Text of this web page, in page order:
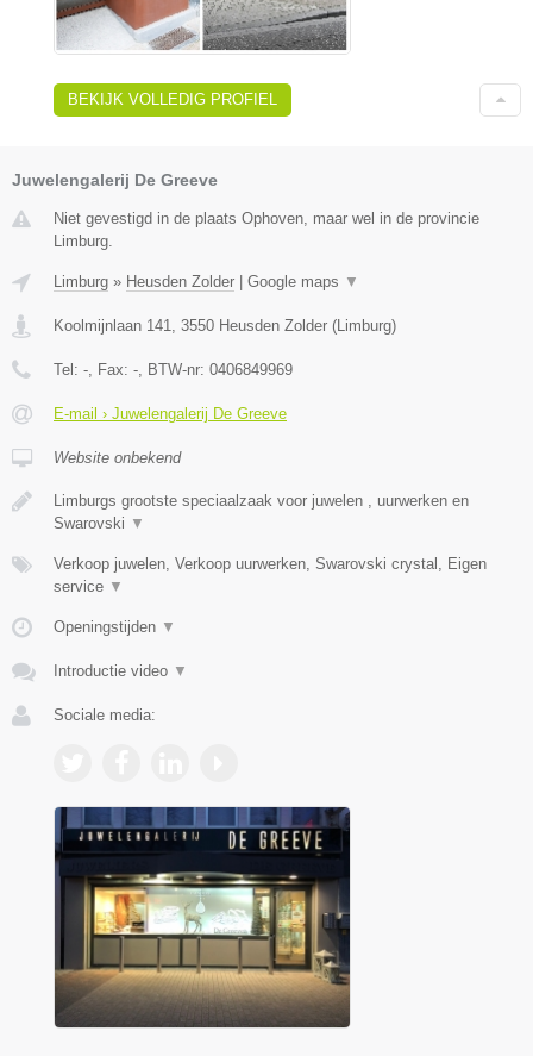
BEKIJK VOLLEDIG PROFIEL
Juwelengalerij De Greeve
Niet gevestigd in de plaats Ophoven, maar wel in de provincie
Limburg.
Limburg » Heusden Zolder Google maps ▼
Koolmijnlaan 141 3550 Heusden Zolder ( Limburg)
Tel: - , Fax: - , BTW-nr: 0406849969
E-mail › Juwelengalerij De Greeve
Website onbekend
Limburgs grootste speciaalzaak voor juwelen , uurwerken en
Swarovski ▼
Verkoop juwelen, Verkoop uurwerken, Swarovski crystal, Eigen
service ▼
Openingstijden ▼
Introductie video ▼
Sociale media: